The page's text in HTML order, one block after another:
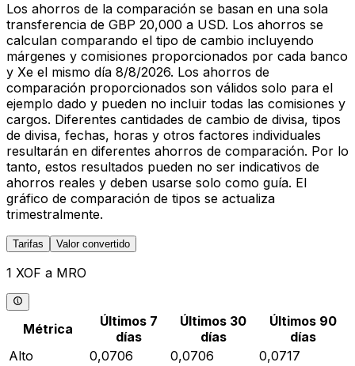
Los ahorros de la comparación se basan en una sola
transferencia de GBP 20,000 a USD. Los ahorros se
calculan comparando el tipo de cambio incluyendo
márgenes y comisiones proporcionados por cada banco
y Xe el mismo día 8/8/2026. Los ahorros de
comparación proporcionados son válidos solo para el
ejemplo dado y pueden no incluir todas las comisiones y
cargos. Diferentes cantidades de cambio de divisa, tipos
de divisa, fechas, horas y otros factores individuales
resultarán en diferentes ahorros de comparación. Por lo
tanto, estos resultados pueden no ser indicativos de
ahorros reales y deben usarse solo como guía. El
gráfico de comparación de tipos se actualiza
trimestralmente.
Tarifas Valor convertido
1 XOF a MRO
Métrica
Últimos 7
días
Últimos 30
días
Últimos 90
días
Alto
0,0706 0,0706
0,0717